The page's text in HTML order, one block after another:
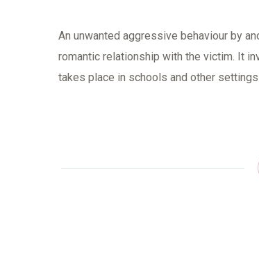
An unwanted aggressive behaviour by
romantic relationship with the victim. It
takes place in schools and other